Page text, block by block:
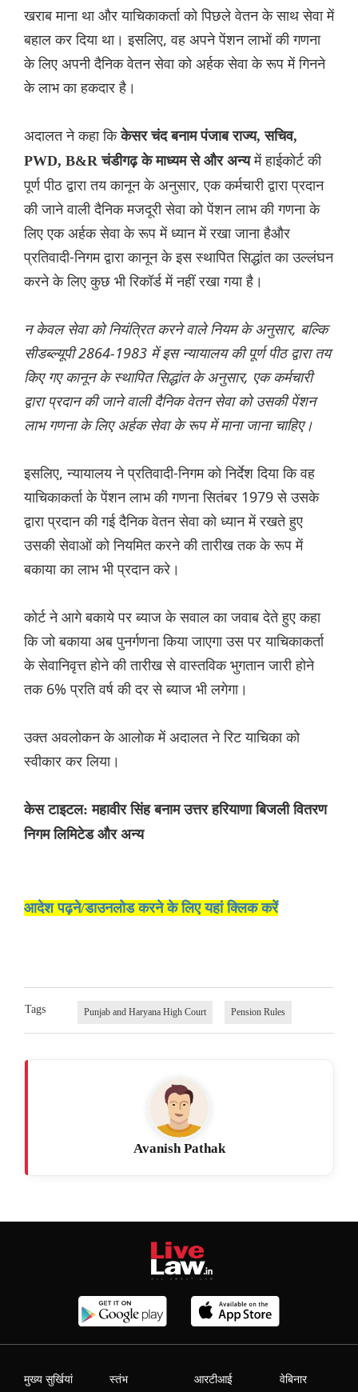
खराब माना था और याचिकाकर्ता को पिछले वेतन के साथ सेवा में
बहाल कर दिया था। इसलिए, वह अपने पेंशन लाभों की गणना
के लिए अपनी दैनिक वेतन सेवा को अर्हक सेवा के रूप में गिनने
के लाभ का हकदार है।
अदालत ने कहा किकेसर चंद बनाम पंजाब राज्य, सचिव,
PWD, B&R चंडीगढ़ के माध्यम से और अन्यमें हाईकोर्ट की
पूर्ण पीठ द्वारा तय कानून के अनुसार, एक कर्मचारी द्वारा प्रदान
की जाने वाली दैनिक मजदूरी सेवा को पेंशन लाभ की गणना के
लिए एक अर्हक सेवा के रूप में ध्यान में रखा जाना हैऔर
प्रतिवादी-निगम द्वारा कानून के इस स्थापित सिद्धांत का उल्लंघन
करने के लिए कुछ भी रिकॉर्ड में नहीं रखा गया है।
न केवल सेवा को नियंत्रित करने वाले नियम के अनुसार, बल्कि
सीडब्ल्यूपी 2864-1983 में इस न्यायालय की पूर्ण पीठ द्वारा तय
किए गए कानून के स्थापित सिद्धांत के अनुसार, एक कर्मचारी
द्वारा प्रदान की जाने वाली दैनिक वेतन सेवा को उसकी पेंशन
लाभ गणना के लिए अर्हक सेवा के रूप में माना जाना चाहिए।
इसलिए, न्यायालय ने प्रतिवादी-निगम को निर्देश दिया कि वह
याचिकाकर्ता के पेंशन लाभ की गणना सितंबर 1979 से उसके
द्वारा प्रदान की गई दैनिक वेतन सेवा को ध्यान में रखते हुए
उसकी सेवाओं को नियमित करने की तारीख तक के रूप में
बकाया का लाभ भी प्रदान करे।
कोर्ट ने आगे बकाये पर ब्याज के सवाल का जवाब देते हुए कहा
कि जो बकाया अब पुनर्गणना किया जाएगा उस पर याचिकाकर्ता
के सेवानिवृत्त होने की तारीख से वास्तविक भुगतान जारी होने
तक 6% प्रति वर्ष की दर से ब्याज भी लगेगा।
उक्‍त अवलोकन के आलोक में अदालत ने रिट याचिका को
स्वीकार कर लिया।
केस टाइटल: महावीर सिंह बनाम उत्तर हरियाणा बिजली वितरण
निगम लिमिटेड और अन्य
आदेश पढ़ने/डाउनलोड करने के लिए यहां क्लिक करें
Tags Punjab and Haryana High Court Pension Rules
Avanish Pathak
मुख्य सुर्खियां स्तंभ आरटीआई वेबिनार